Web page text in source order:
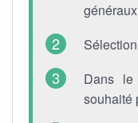
Dans
souhaité